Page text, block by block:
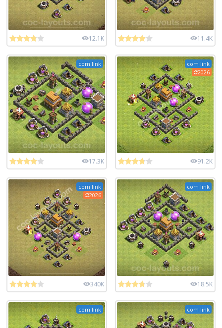
12.1K 11.4K
com link
17.3K
com link
2026
91.2K
com link
2026
340K
com link
18.5K
com link com link